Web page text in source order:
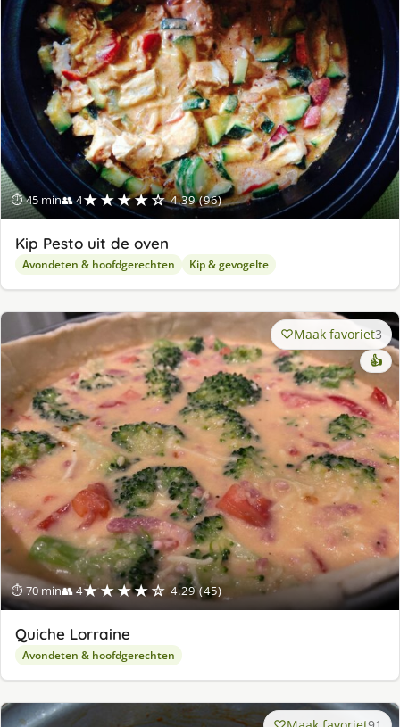
⏱ 45 min👥 4★★★★☆ 4.39 (96)
Kip Pesto uit de oven
Avondeten & hoofdgerechten Kip & gevogelte
⏱ 70 min👥 4★★★★☆ 4.29 (45)
Maak favoriet3
👍
Quiche Lorraine
Avondeten & hoofdgerechten